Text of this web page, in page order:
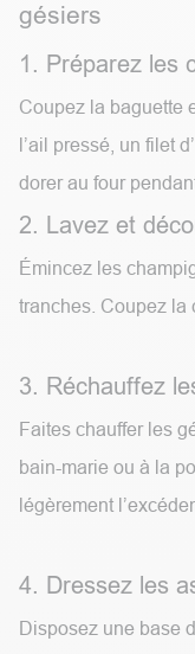
gésiers
1. Préparez les
Coupez la baguette
l’ail pressé, un filet
dorer au four
2. Lavez et
Émincez les
tranches. Coupez la
3. Réchauffez
Faites chauffer les
bain-marie ou à la
légèrement
4. Dressez les
Disposez une base